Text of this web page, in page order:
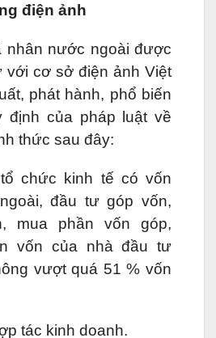
điện ảnh
nhân nước ngoài được
với cơ sở điện ảnh Việt
phát hành, phổ biến
định của pháp luật về
thức sau đây:
chức kinh tế có vốn
đầu tư góp vốn,
mua phần vốn góp,
vốn của nhà đầu tư
vượt quá 51 % vốn
tác kinh doanh.